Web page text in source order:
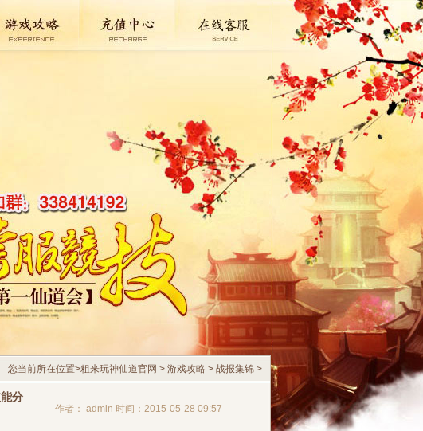
您当前所在位置>粗来玩神仙道官网 > 游戏攻略 > 战报集锦 >
分
作者： admin 时间：2015-05-28 09:57